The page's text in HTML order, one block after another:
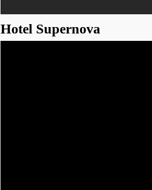
Hotel Supernova